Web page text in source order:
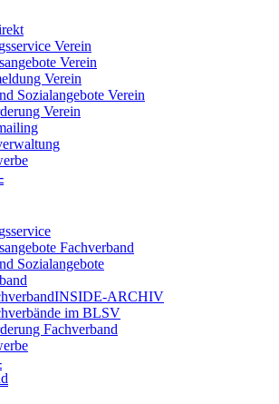
Verein
Verein
Verein
Sozi­al­an­ge­bote Verein
Verein
Fachverband
Sozi­al­an­ge­bote
ARCHIV
im BLSV
Fachverband